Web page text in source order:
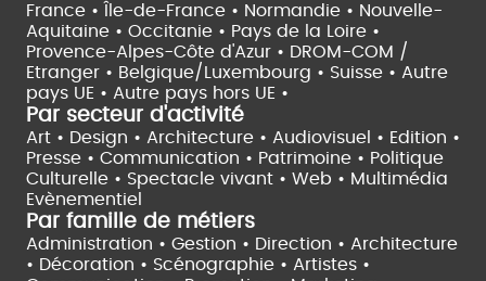
France •
Île-de-France • Normandie • Nouvelle-
Aquitaine • Occitanie • Pays de la Loire •
Provence-Alpes-Côte d'Azur • DROM-COM /
Etranger • Belgique/Luxembourg • Suisse • Autre
pays UE • Autre pays hors UE •
Par secteur d'activité
Art • Design • Architecture • Audiovisuel • Edition •
Presse • Communication • Patrimoine • Politique
Culturelle • Spectacle vivant • Web • Multimédia
Evènementiel
Par famille de métiers
Administration • Gestion • Direction • Architecture
• Décoration • Scénographie • Artistes •